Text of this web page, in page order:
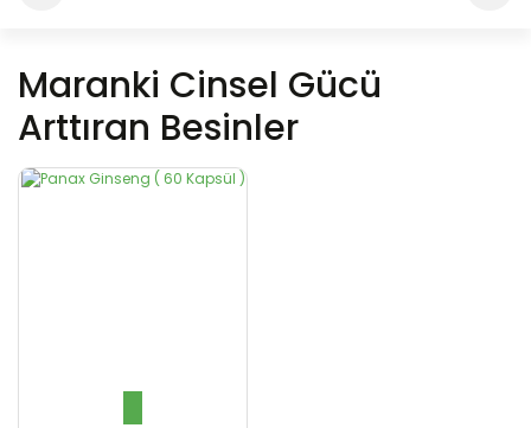
Maranki Cinsel Gücü
Arttıran Besinler